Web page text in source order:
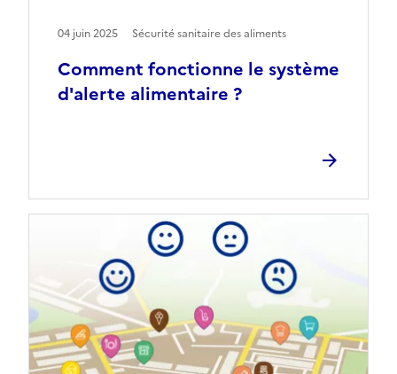
Comment fonctionne le système
d'alerte alimentaire ?
04 juin 2025 Sécurité sanitaire des aliments